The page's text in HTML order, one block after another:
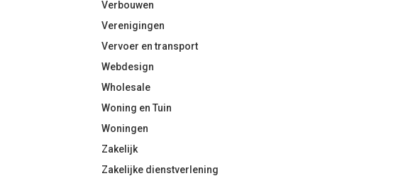
Verbouwen
Verenigingen
Vervoer en transport
Webdesign
Wholesale
Woning en Tuin
Woningen
Zakelijk
Zakelijke dienstverlening